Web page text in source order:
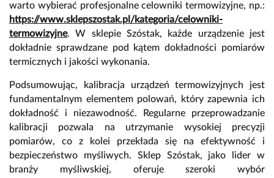
warto wybierać profesjonalne celowniki termowizyjne, np.:
https://www.sklepszostak.pl/kategoria/celowniki-
termowizyjne. W sklepie Szóstak, każde urządzenie jest
dokładnie sprawdzane pod kątem dokładności pomiarów
termicznych i jakości wykonania.
Podsumowując, kalibracja urządzeń termowizyjnych jest
fundamentalnym elementem polowań, który zapewnia ich
dokładność i niezawodność. Regularne przeprowadzanie
kalibracji pozwala na utrzymanie wysokiej precyzji
pomiarów, co z kolei przekłada się na efektywność i
bezpieczeństwo myśliwych. Sklep Szóstak, jako lider w
branży myśliwskiej, oferuje szeroki wybór